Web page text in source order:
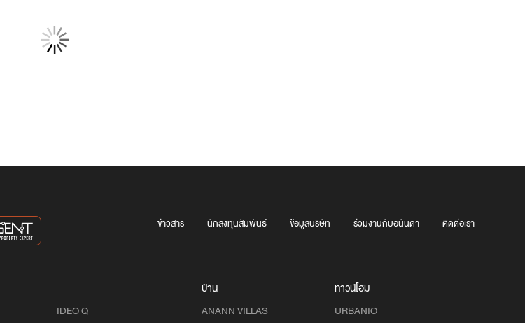
ข่าวสาร นักลงทุนสัมพันธ์ ข้อมูลบริษัท ร่วมงานกับอนันดา ติดต่อเรา
IDEO Q
บ้าน
ANANN VILLAS
ทาวน์โฮม
URBANIO